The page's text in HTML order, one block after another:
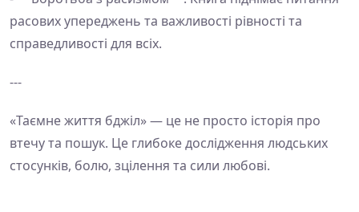
расових упереджень та важливості рівності та
справедливості для всіх.
---
«Таємне життя бджіл» — це не просто історія про
втечу та пошук. Це глибоке дослідження людських
стосунків, болю, зцілення та сили любові.